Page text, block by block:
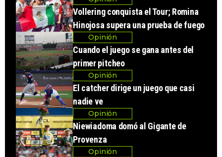
Vollering conquista el Tour; Romina
Hinojosa supera una prueba de fuego
Opinión
Cuando el juego se gana antes del
primer pitcheo
Opinión
El catcher dirige un juego que casi
nadie ve
Opinión
Niewiadoma domó al Gigante de
Provenza
Opinión